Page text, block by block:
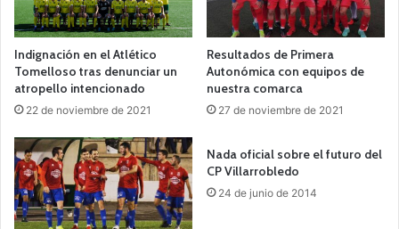
Indignación en el Atlético
Tomelloso tras denunciar un
atropello intencionado
22 de noviembre de 2021
Resultados de Primera
Autonómica con equipos de
nuestra comarca
27 de noviembre de 2021
Nada oficial sobre el futuro del
CP Villarrobledo
24 de junio de 2014